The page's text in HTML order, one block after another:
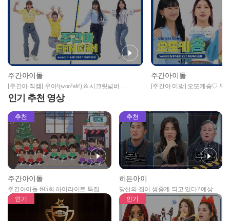
주간아이돌
[주간아 직캠] 우아!(woo!ah!) & 시크릿넘버
(SECRET NUMBER)의 '장기 지옥' 직캠 Ver. l
ZOOM, 스포츠 댄스, 댄스배틀 l EP.566
주간아이돌
[주간아 미방] 오또케송♡ 우
인기 추천 영상
추천
주간아이돌
주간아이돌 695회 하이라이트 특집 남
자아이돌편 예고
추천
히든아이
당신의 집이 생중계 되고 있다? 예상치
못한 곳에서 일어나는 불법촬영 범죄!
인기 인기